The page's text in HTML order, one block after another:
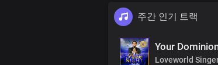
주간 인기 트랙
Your
Loveworld